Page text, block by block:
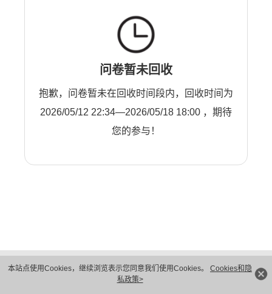
本站点使用Cookies，继续浏览表示您同意我们使用Cookies。 Cookies和隐
私政策>
问卷暂未回收
抱歉，问卷暂未在回收时间段内，回收时间为
2026/05/12 22:34—2026/05/18 18:00 ，期待
您的参与！
隐私保护
法律声明